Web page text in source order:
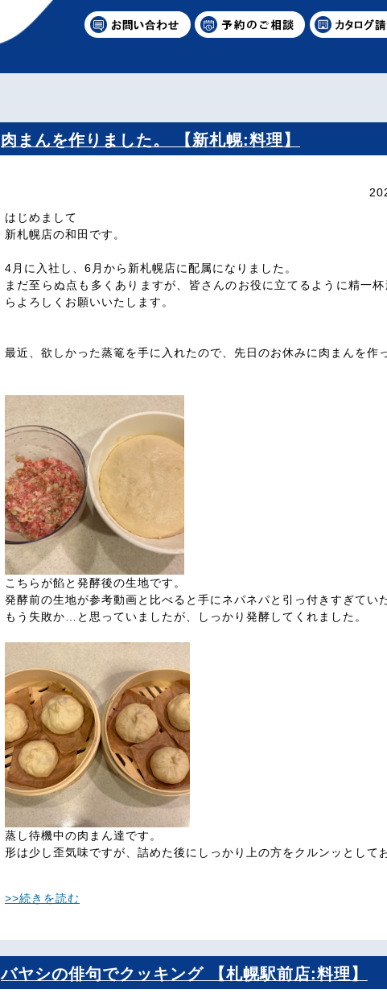
肉まんを作りました。 【新札幌:料理】
はじめまして
新札幌店の和田です。
4月に入社し、6月から新札幌店に配属になりました。
まだ至らぬ点も多くありますが、皆さんのお役に立てるように精一
らよろしくお願いいたします。
最近、欲しかった蒸篭を手に入れたので、先日のお休みに肉まんを作
こちらが餡と発酵後の生地です。
発酵前の生地が参考動画と比べると手にネパネパと引っ付きすぎてい
もう失敗か…と思っていましたが、しっかり発酵してくれました。
蒸し待機中の肉まん達です。
形は少し歪気味ですが、詰めた後にしっかり上の方をクルンッとして
>>続きを読む
バヤシの俳句でクッキング 【札幌駅前店:料理】